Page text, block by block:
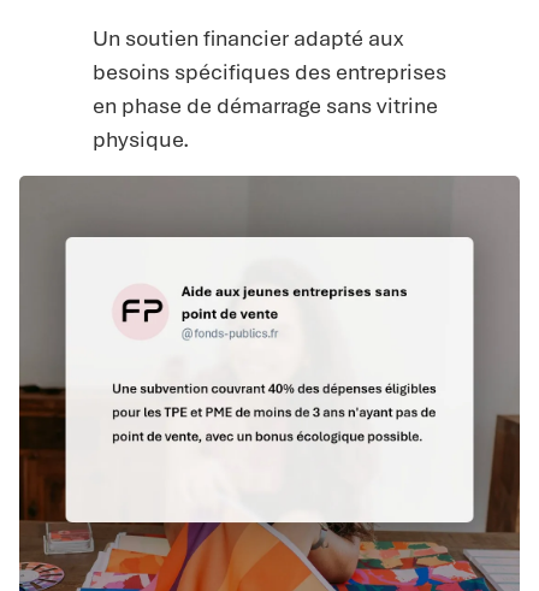
Un soutien financier adapté aux
besoins spécifiques des entreprises
en phase de démarrage sans vitrine
physique.